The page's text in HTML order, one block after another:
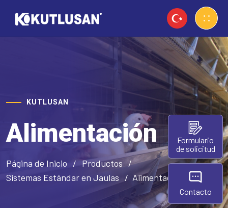
KUTLUSAN
Alimentación
Página de Inicio
Productos
Sistemas Estándar en Jaulas
Alimentación
Formulario
de solicitud
Contacto